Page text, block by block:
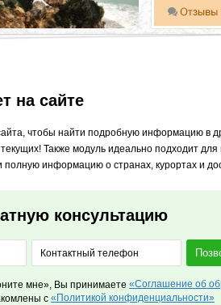
на сайте
чтобы найти подробную информацию в
Также модуль идеально подходит
полную информацию о странах, курортах и
консультацию
мне», Вы принимаете «Соглашение об
с «Политикой конфиденциальности»